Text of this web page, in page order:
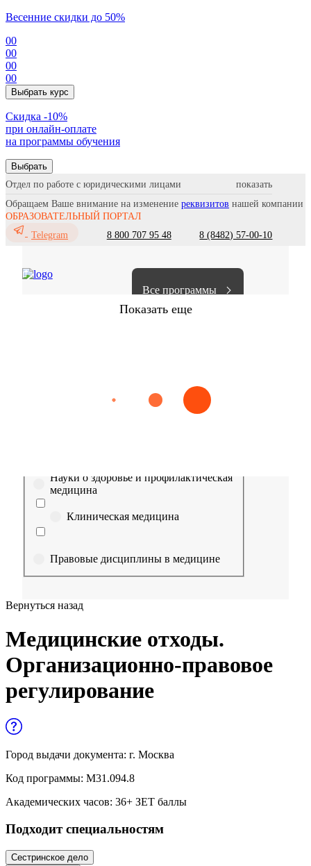
Весенние скидки до 50%
00
00
00
00
Выбрать курс
Cкидка -10%
при онлайн-оплате
на программы обучения
Выбрать
Отдел по работе с юридическими лицами
Обращаем Ваше внимание на изменение реквизитов нашей компании
ОБРАЗОВАТЕЛЬНЫЙ ПОРТАЛ
Telegram
8 800 707 95 48 8 (8482) 57-00-10
Все программы
Показать еще
Эпидемиология Медицинская помощь
Выберите направление
Науки о здоровье и профилактическая
медицина
Клиническая медицина
Правовые дисциплины в медицине
медицине
науки
Социология и социальная работа
и служащих
История и археология
Психологические науки
Вернуться назад
Медицинские отходы.
Организационно-правовое
регулирование
Город выдачи документа: г. Москва
Код программы: М31.094.8
Академических часов: 36+ ЗЕТ баллы
Подходит специальностям
Сестринское дело